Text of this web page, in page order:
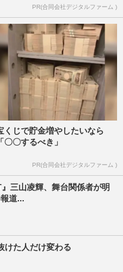
PR(合同会社デジタルファーム )
くじで貯金増やしたいなら
「〇〇するべき」
PR(合同会社デジタルファーム )
三山凌輝、舞台関係者が明
道...
けた人だけ変わる